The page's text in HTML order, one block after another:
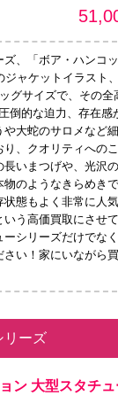
、「ボア・ハンコ
ャケットイラスト
グサイズで、その全
的な迫力、存在感
大蛇のサロメなど
、クオリティへの
いまつげや、光沢
のようなきらめき
態もよく非常に人
う高価買取にさせ
シリーズだけでな
い！家にいながら
リーズ
ン 大型スタチ